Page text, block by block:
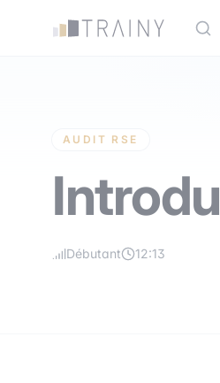
AUDIT RSE
Débutant 12:13